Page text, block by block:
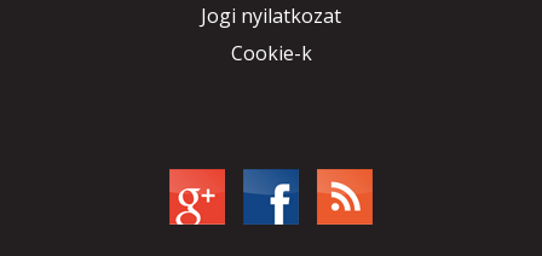
Jogi nyilatkozat
Cookie-k